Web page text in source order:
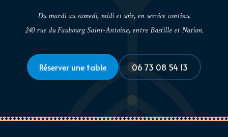
Du mardi au samedi, midi et soir, en service continu.
240 rue du Faubourg Saint-Antoine, entre Bastille et Nation.
Réserver une table 06 73 08 54 13